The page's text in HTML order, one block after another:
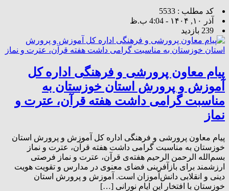
کد مطلب : 5533
آذر ۱۰, ۱۴۰۴ - 4:04 ب.ظ
239 بازدید
پیام معاون پرورشی و فرهنگی اداره کل
آموزش و پرورش استان خوزستان به
مناسبت گرامی داشت هفته قرآن، عترت و
نماز
پیام معاون پرورشی و فرهنگی اداره کل آموزش و پرورش استان
خوزستان به مناسبت گرامی داشت هفته قرآن، عترت و نماز
بسم‌الله الرحمن الرحیم هفته‌ی قرآن، عترت و نماز فرصتی
ارزشمند برای بازآفرینی فضای معنوی در مدارس و تقویت هویت
دینی و انقلابی دانش‌آموزان است. آموزش و پرورش استان
خوزستان با افتخار این ایام نورانی […]